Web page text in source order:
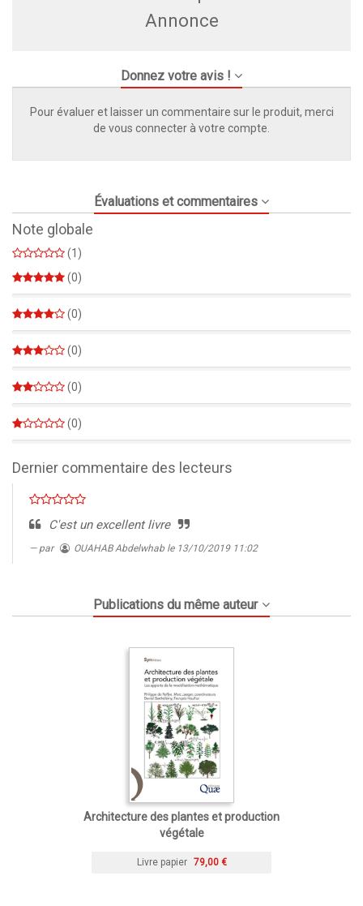
Annonce
Donnez votre avis !
Pour évaluer et laisser un commentaire sur le produit, merci
de vous connecter à votre compte.
Évaluations et commentaires
Note globale
(1)
(0)
(0)
(0)
(0)
(0)
Dernier commentaire des lecteurs
C'est un excellent livre
par OUAHAB Abdelwhab le 13/10/2019 11:02
Publications du même auteur
Architecture des plantes et production
végétale
Livre papier 79,00 €